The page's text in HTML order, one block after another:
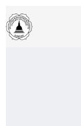
to
content